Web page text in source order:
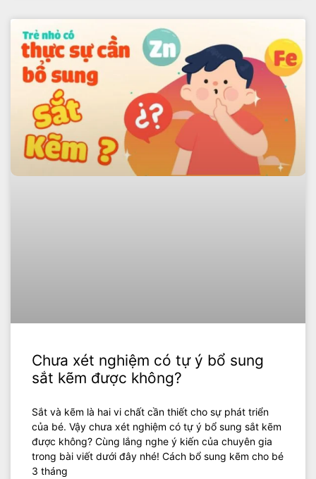
Chưa xét nghiệm có tự ý bổ sung
sắt kẽm được không?
Sắt và kẽm là hai vi chất cần thiết cho sự phát triển
của bé. Vậy chưa xét nghiệm có tự ý bổ sung sắt kẽm
được không? Cùng lắng nghe ý kiến của chuyên gia
trong bài viết dưới đây nhé! Cách bổ sung kẽm cho bé
3 tháng